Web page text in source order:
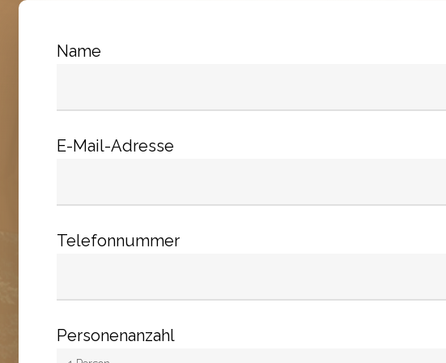
Name
E-Mail-Adresse
Telefonnummer
Personenanzahl